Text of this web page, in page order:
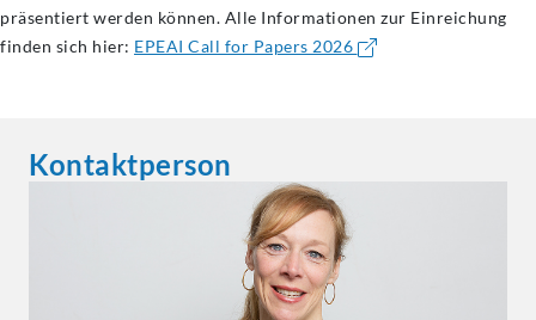
präsentiert werden können. Alle Informationen zur Einreichung
finden sich hier: EPEAI Call for Papers 2026
Kontaktperson